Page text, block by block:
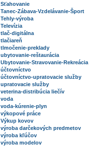
Sťahovanie
Tanec-Zábava-Vzdelávanie-Šport
Tehly-výroba
Televízia
tlač-digitálna
tlačiareň
tlmočenie-preklady
ubytovanie-reštaurácia
Ubytovanie-Stravovanie-Rekreácia
účtovníctvo
účtovníctvo-upratovacie služby
upratovacie služby
veterina-distribúcia liečív
voda
voda-kúrenie-plyn
výkopové práce
Výkup kovov
výroba darčekových predmetov
výroba kľúčov
výroba modelov